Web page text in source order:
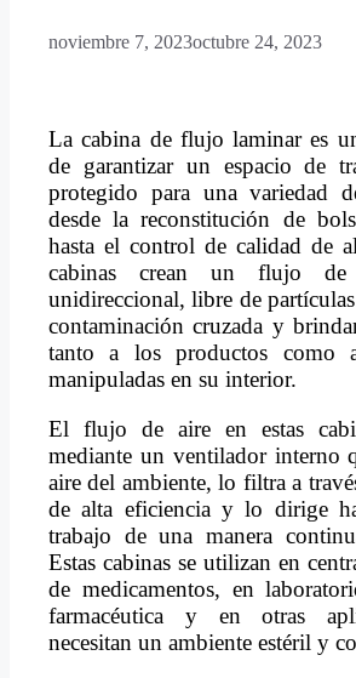
noviembre 7, 2023octubre 24, 2023
La cabina de flujo laminar es
de garantizar un espacio de
protegido para una variedad
desde la reconstitución de
hasta el control de calidad de
cabinas crean un flujo de
unidireccional, libre de
contaminación cruzada y
tanto a los productos como
manipuladas en su interior.
El flujo de aire en estas
mediante un ventilador interno
aire del ambiente, lo filtra a
de alta eficiencia y lo dirige
trabajo de una manera
Estas cabinas se utilizan en
de medicamentos, en
farmacéutica y en otras
necesitan un ambiente estéril y